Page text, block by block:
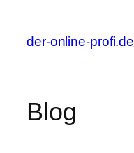
springen
der-online-profi.de
Blog